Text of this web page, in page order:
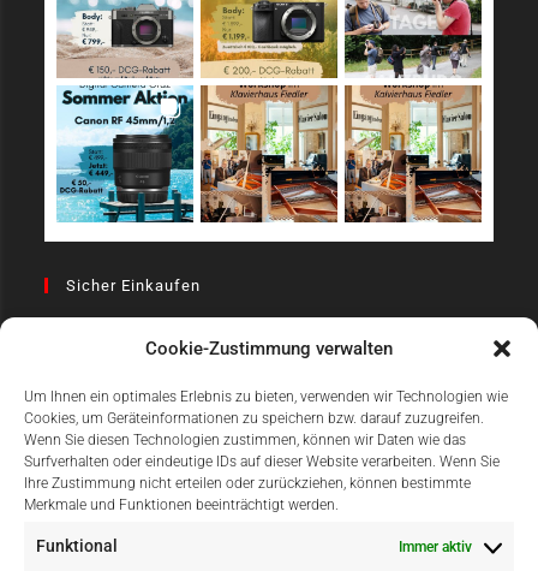
Cookie-Zustimmung verwalten
Um Ihnen ein optimales Erlebnis zu bieten, verwenden wir Technologien wie
Cookies, um Geräteinformationen zu speichern bzw. darauf zuzugreifen.
Wenn Sie diesen Technologien zustimmen, können wir Daten wie das
Surfverhalten oder eindeutige IDs auf dieser Website verarbeiten. Wenn Sie
Ihre Zustimmung nicht erteilen oder zurückziehen, können bestimmte
Merkmale und Funktionen beeinträchtigt werden.
Funktional Immer aktiv
Sicher Einkaufen
Einfach Online Bezahlen